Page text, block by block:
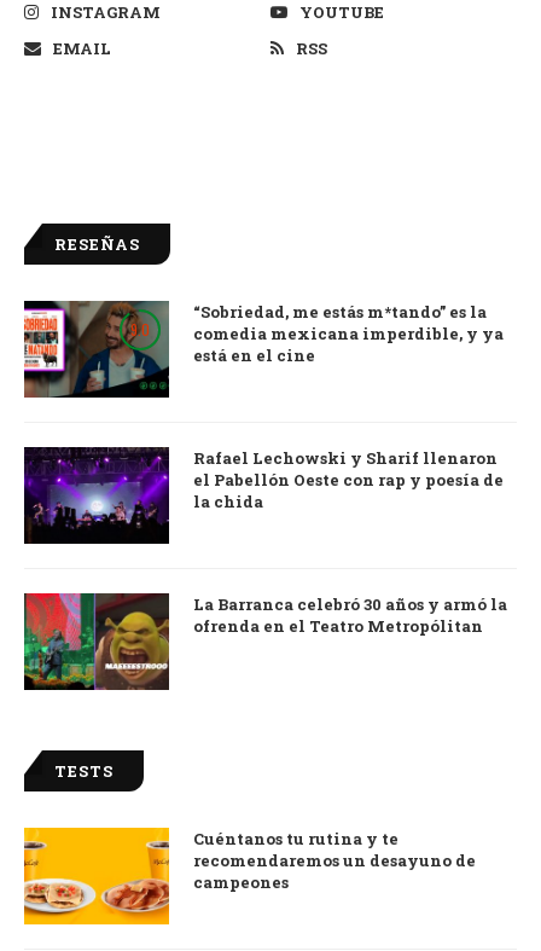
INSTAGRAM
YOUTUBE
EMAIL
RSS
RESEÑAS
9.0
“Sobriedad, me estás m*tando” es la
comedia mexicana imperdible, y ya
está en el cine
Rafael Lechowski y Sharif llenaron
el Pabellón Oeste con rap y poesía de
la chida
La Barranca celebró 30 años y armó la
ofrenda en el Teatro Metropólitan
TESTS
Cuéntanos tu rutina y te
recomendaremos un desayuno de
campeones